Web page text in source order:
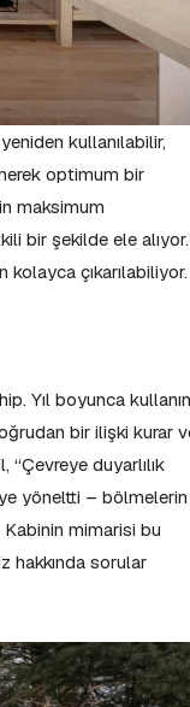
kullanılabilir,
optimum bir
maksimum
bir şekilde ele
kolayca çıkarılabiliyor.
Yıl boyunca
bir ilişki kurar
“Çevreye duyarlılık
yöneltti – bölmelerin
Kabinin mimarisi bu
hakkında sorular